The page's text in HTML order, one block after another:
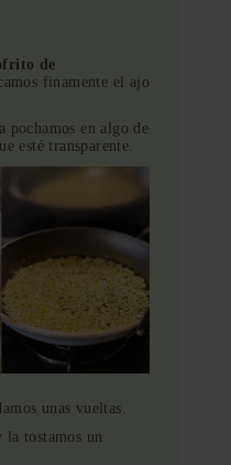
de
finamente el ajo
pochamos en algo de
esté transparente.
unas vueltas.
la tostamos un